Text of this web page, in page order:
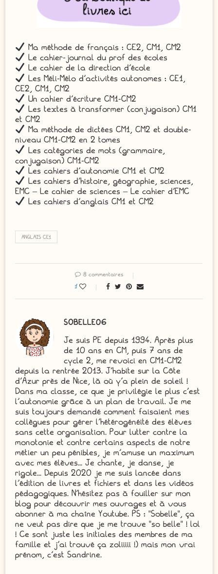
Ma méthode de français : CE2, CM1, CM2
Le cahier-journal du prof des écoles
Le cahier de la direction d’école
Les Méli-Mélo d’activités autonomes : CE1,
CE2, CM1, CM2
Un cahier d’écriture CM1-CM2
Les textes à transformer (conjugaison) CM1
et CM2
Ma méthode de dictées CM1, CM2 et double-
niveau CM1-CM2 en 2 tomes
Les catégories de mots (grammaire,
conjugaison) CM1-CM2
Les cahiers d’autonomie CM1 et CM2
Les cahiers d’histoire, géographie, sciences,
EMC – Le cahier de sciences – Le cahier d’EMC
Les cahiers d’anglais CM1 et CM2
ANGLAIS CE1
8 commentaires
1
SOBELLE06
Je suis PE depuis 1994. Après plus
de 10 ans en CM, puis 7 ans de
cycle 2, me revoici en CM1-CM2
depuis la rentrée 2013. J'habite sur la Côte
d'Azur près de Nice, là où y'a plein de soleil !
Dans ma classe, ce que je privilégie le plus c'est
l'autonomie grâce à un plan de travail. Je me
suis toujours demandé comment faisaient mes
collègues pour gérer l'hétérogénéité des élèves
sans cette organisation. Pour lutter contre la
monotonie et contre certains aspects de notre
métier un peu pénibles, je m'amuse un maximum
avec mes élèves... Je chante, je danse, je
rigole... Depuis 2020 je me suis lancée dans
l'édition de livres et fichiers et dans les vidéos
pédagogiques. N'hésitez pas à fouiller sur mon
blog pour découvrir mes ouvrages et à vous
abonner à ma chaîne Youtube. PS : "Sobelle", ça
ne veut pas dire que je me trouve "so belle" ! lol
! Ce sont juste les initiales des membres de ma
famille et j'ai trouvé ça zoliiiii !) mais mon vrai
prénom, c'est Sandrine.